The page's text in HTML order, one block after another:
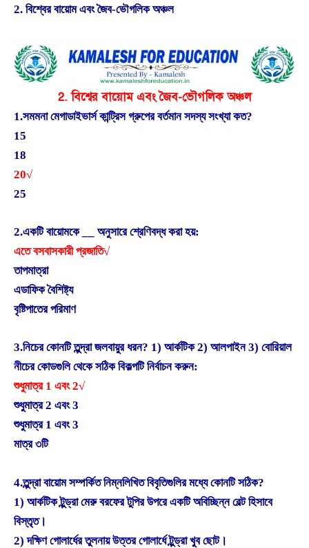
2. বিশ্বের বায়োম এবং জৈব-ভৌগলিক অঞ্চল
2. বিশ্বের বায়োম এবং জৈব-ভৌগলিক অঞ্চল
1.সমমনা মেগাডাইভার্স কান্ট্রিস গ্রুপের বর্তমান সদস্য সংখ্যা কত?
15
18
20√
25
2.একটি বায়োমকে __ অনুসারে শ্রেণিবদ্ধ করা হয়:
এতে বসবাসকারী প্রজাতি√
তাপমাত্রা
এডাফিক বৈশিষ্ট্য
বৃষ্টিপাতের পরিমাণ
3.নিচের কোনটি তুন্দ্রা জলবায়ুর ধরন? 1) আর্কটিক 2) আলপাইন 3) বোরিয়াল
নীচের কোডগুলি থেকে সঠিক বিকল্পটি নির্বাচন করুন:
শুধুমাত্র 1 এবং 2√
শুধুমাত্র 2 এবং 3
শুধুমাত্র 1 এবং 3
মাত্র ৩টি
4.তুন্দ্রা বায়োম সম্পর্কিত নিম্নলিখিত বিবৃতিগুলির মধ্যে কোনটি সঠিক?
1) আর্কটিক টুন্ড্রা মেরু বরফের টুপির উপরে একটি অবিচ্ছিন্ন বেল্ট হিসাবে
বিস্তৃত।
2) দক্ষিণ গোলার্ধের তুলনায় উত্তর গোলার্ধে টুন্ড্রা খুব ছোট।